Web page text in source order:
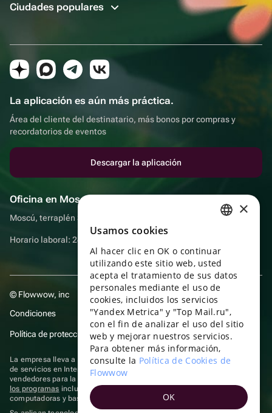
Ciudades populares
La aplicación es aún más práctica.
Área del cliente del destinatario, más bonos por compras y
recordatorios de eventos
Descargar la aplicación
Oficina en Moscú
Moscú, terraplén Sadovnicheskaya, 9, sala 2/3
Horario laboral: 24 horas
© Flowwow, inc
Condiciones
Política de protección y privacidad de datos
La empresa lleva a cabo su actividad en el ámbito de las TI: prestación
de servicios en Internet para la publicación de ofertas (anuncios) de
vendedores para la venta de artículos. Acceder a la
los programas incluidos en el registro de programas rusos para
computadoras y bases de datos.
ENGLISH
UKRAINIAN
PORTUGUESE
SPANISH
HUNGARIAN
ITALIAN
×
Usamos cookies
Al hacer clic en OK o continuar
utilizando este sitio web, usted
acepta el tratamiento de sus datos
personales mediante el uso de
cookies, incluidos los servicios
"Yandex Metrica" y "Top Mail.ru",
con el fin de analizar el uso del sitio
web y mejorar nuestros servicios.
Para obtener más información,
consulte la Política de Cookies de
Flowwow
OK